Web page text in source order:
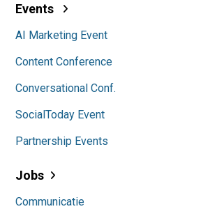
Events
AI Marketing Event
Content Conference
Conversational Conf.
SocialToday Event
Partnership Events
Jobs
Communicatie